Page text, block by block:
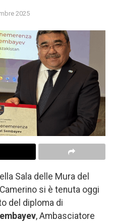
2025
Sala delle Mura del
si è tenuta oggi
del diploma di
, Ambasciatore